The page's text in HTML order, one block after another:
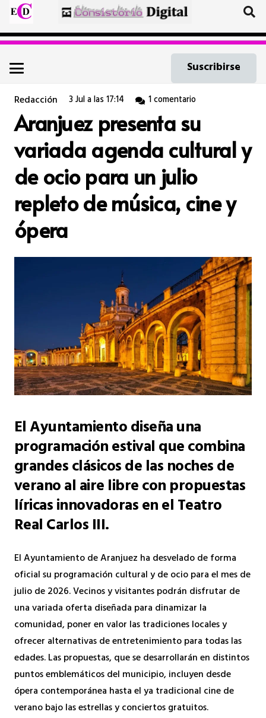
Suscribirse
Redacción 3 Jul a las 17:14 1comentario
Aranjuez presenta su
variada agenda cultural y
de ocio para un julio
repleto de música, cine y
ópera
El Ayuntamiento diseña una
programación estival que combina
grandes clásicos de las noches de
verano al aire libre con propuestas
líricas innovadoras en el Teatro
Real Carlos III.
El Ayuntamiento de Aranjuez ha desvelado de forma
oficial su programación cultural y de ocio para el mes de
julio de 2026. Vecinos y visitantes podrán disfrutar de
una variada oferta diseñada para dinamizar la
comunidad, poner en valor las tradiciones locales y
ofrecer alternativas de entretenimiento para todas las
edades. Las propuestas, que se desarrollarán en distintos
puntos emblemáticos del municipio, incluyen desde
ópera contemporánea hasta el ya tradicional cine de
verano bajo las estrellas y conciertos gratuitos.